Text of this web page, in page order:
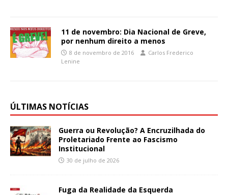
11 de novembro: Dia Nacional de Greve,
por nenhum direito a menos
8 de novembro de 2016
Carlos Frederico
Lenine
ÚLTIMAS NOTÍCIAS
Guerra ou Revolução? A Encruzilhada do
Proletariado Frente ao Fascismo
Institucional
30 de julho de 2026
Fuga da Realidade da Esquerda